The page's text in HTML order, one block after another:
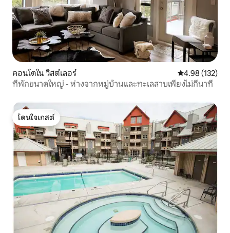
คอนโดใน วิสต์เลอร์ คะแนนเฉลี่ย
4.98 (132)
ที่พักขนาดใหญ่ - ห่างจากหมู่บ้านและทะเลสาบเพียงไม่กี่นาที
โดนใจเกสต์
โดนใจเกสต์